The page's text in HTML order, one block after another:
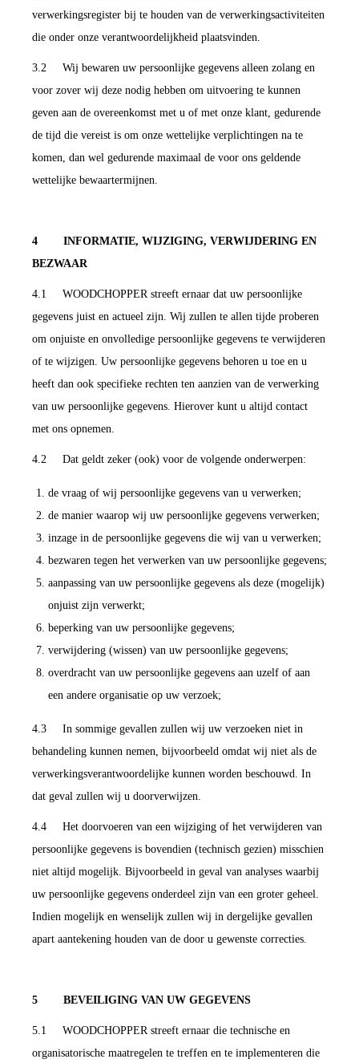
verwerkingsregister bij te houden van de verwerkingsactiviteiten
die onder onze verantwoordelijkheid plaatsvinden.
3.2 Wij bewaren uw persoonlijke gegevens alleen zolang en
voor zover wij deze nodig hebben om uitvoering te kunnen
geven aan de overeenkomst met u of met onze klant, gedurende
de tijd die vereist is om onze wettelijke verplichtingen na te
komen, dan wel gedurende maximaal de voor ons geldende
wettelijke bewaartermijnen.
4 INFORMATIE, WIJZIGING, VERWIJDERING EN
BEZWAAR
4.1 WOODCHOPPER streeft ernaar dat uw persoonlijke
gegevens juist en actueel zijn. Wij zullen te allen tijde proberen
om onjuiste en onvolledige persoonlijke gegevens te verwijderen
of te wijzigen. Uw persoonlijke gegevens behoren u toe en u
heeft dan ook specifieke rechten ten aanzien van de verwerking
van uw persoonlijke gegevens. Hierover kunt u altijd contact
met ons opnemen.
4.2 Dat geldt zeker (ook) voor de volgende onderwerpen:
de vraag of wij persoonlijke gegevens van u verwerken;
de manier waarop wij uw persoonlijke gegevens verwerken;
inzage in de persoonlijke gegevens die wij van u verwerken;
bezwaren tegen het verwerken van uw persoonlijke gegevens;
aanpassing van uw persoonlijke gegevens als deze (mogelijk)
onjuist zijn verwerkt;
beperking van uw persoonlijke gegevens;
verwijdering (wissen) van uw persoonlijke gegevens;
overdracht van uw persoonlijke gegevens aan uzelf of aan
een andere organisatie op uw verzoek;
4.3 In sommige gevallen zullen wij uw verzoeken niet in
behandeling kunnen nemen, bijvoorbeeld omdat wij niet als de
verwerkingsverantwoordelijke kunnen worden beschouwd. In
dat geval zullen wij u doorverwijzen.
4.4 Het doorvoeren van een wijziging of het verwijderen van
persoonlijke gegevens is bovendien (technisch gezien) misschien
niet altijd mogelijk. Bijvoorbeeld in geval van analyses waarbij
uw persoonlijke gegevens onderdeel zijn van een groter geheel.
Indien mogelijk en wenselijk zullen wij in dergelijke gevallen
apart aantekening houden van de door u gewenste correcties.
5 BEVEILIGING VAN UW GEGEVENS
5.1 WOODCHOPPER streeft ernaar die technische en
organisatorische maatregelen te treffen en te implementeren die